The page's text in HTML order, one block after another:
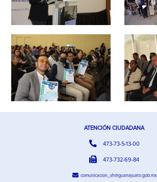
ATENCIÓN CIUDADANA
473-73-5-13-00
473-732-69-84
comunicacion_sh@guanajuato.gob.mx